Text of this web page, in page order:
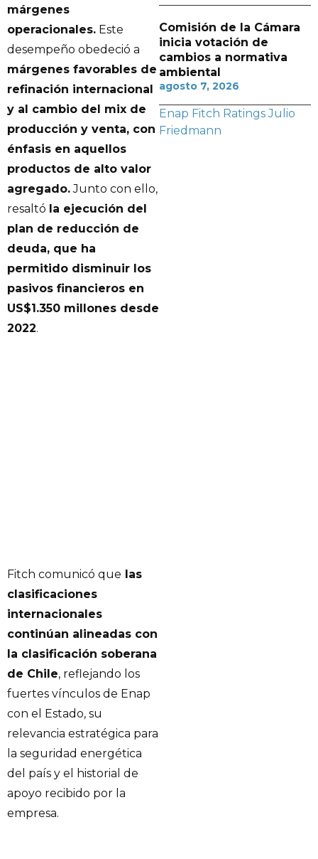
márgenes
operacionales. Este
desempeño obedeció a
márgenes favorables de
refinación internacional
y al cambio del mix de
producción y venta, con
énfasis en aquellos
productos de alto valor
agregado.Junto con ello,
resaltó la ejecución del
plan de reducción de
deuda, que ha
permitido disminuir los
pasivos financieros en
US$1.350 millones desde
2022.
Fitch comunicó que las
clasificaciones
internacionales
continúan alineadas con
la clasificación soberana
de Chile, reflejando los
fuertes vínculos de Enap
con el Estado, su
relevancia estratégica para
la seguridad energética
del país y el historial de
apoyo recibido por la
empresa.
Comisión de la Cámara
inicia votación de
cambios a normativa
ambiental
agosto 7, 2026
Enap Fitch Ratings Julio
Friedmann